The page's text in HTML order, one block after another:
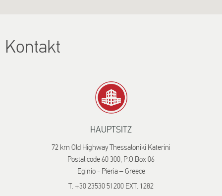
Kontakt
HAUPTSITZ
72 km Old Highway Thessaloniki Katerini
Postal code 60 300, P.O.Box 06
Eginio - Pieria – Greece
T. +30 23530 51200 EXT. 1282